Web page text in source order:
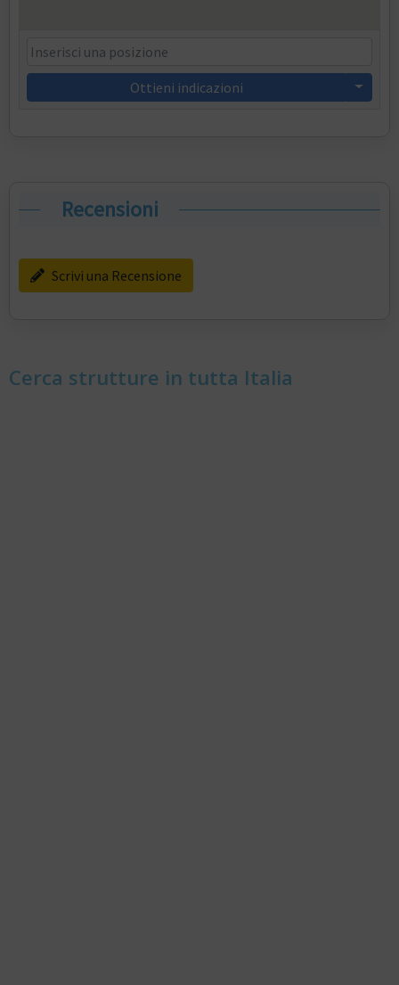
Ottieni indicazioni
Recensioni
Scrivi una Recensione
Cerca strutture in tutta Italia